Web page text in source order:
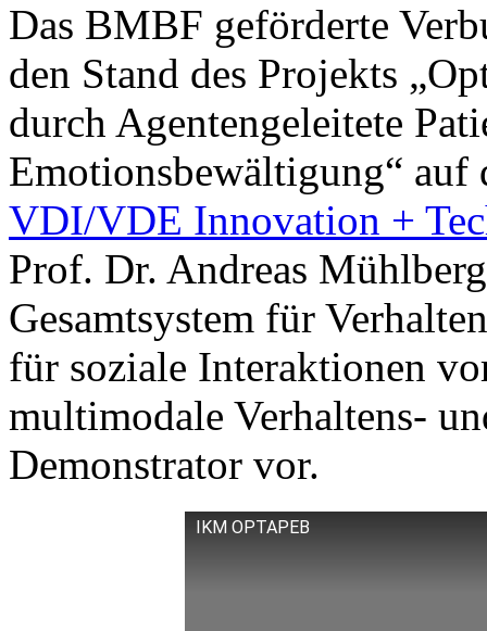
Das BMBF geförderte
den Stand des Projekts
durch Agentengeleitete
Emotionsbewältigung“ auf
VDI/VDE Innovation +
Prof. Dr. Andreas
Gesamtsystem für
für soziale Interaktionen
multimodale Verhaltens-
Demonstrator vor.
IKM OPTAPEB